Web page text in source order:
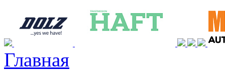
Главная